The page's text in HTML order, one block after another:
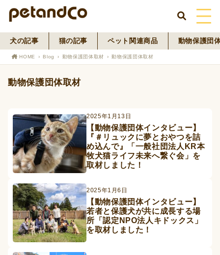
HOME
Blog
ペットフード事業
寄付活動
犬の記事 猫の記事 ペット関連商品 動物保護団
HOME Blog 動物保護団体取材 動物保護団体取材
動物保護団体取材
2025年1月13日
【動物保護団体インタビュー】
『＃リュックに夢とおやつを詰
め込んで』「一般社団法人KR本
牧犬猫ライフ未来へ繋ぐ会」を
取材しました！
2025年1月6日
【動物保護団体インタビュー】
若者と保護犬が共に成長する場
所「認定NPO法人キドックス」
を取材しました！